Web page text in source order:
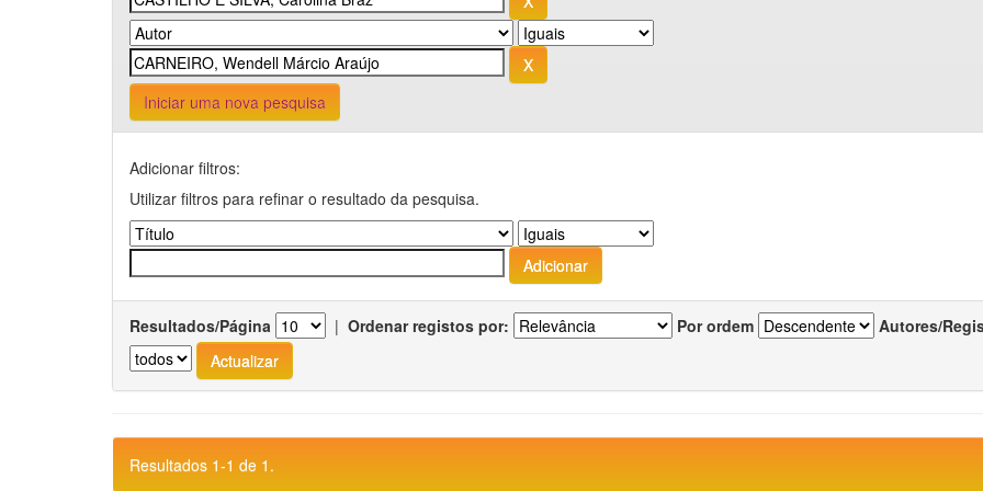
Iniciar uma nova pesquisa
Adicionar filtros:
Utilizar filtros para refinar o resultado da pesquisa.
Resultados/Página | Ordenar registos por: Por ordem Autores/
Resultados 1-1 de 1.